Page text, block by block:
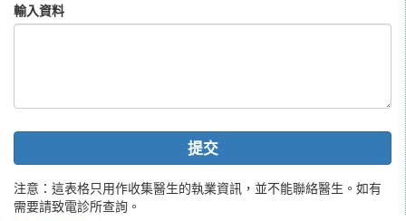
輸入資料
提交
注意：這表格只用作收集醫生的執業資訊，並不能聯絡醫生。如有
需要請致電診所查詢。